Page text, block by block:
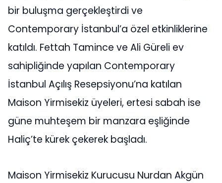
bir buluşma gerçekleştirdi ve
Contemporary İstanbul’a özel etkinliklerine
katıldı. Fettah Tamince ve Ali Güreli ev
sahipliğinde yapılan Contemporary
İstanbul Açılış Resepsiyonu’na katılan
Maison Yirmisekiz üyeleri, ertesi sabah ise
güne muhteşem bir manzara eşliğinde
Haliç’te kürek çekerek başladı.
Maison Yirmisekiz Kurucusu Nurdan Akgün